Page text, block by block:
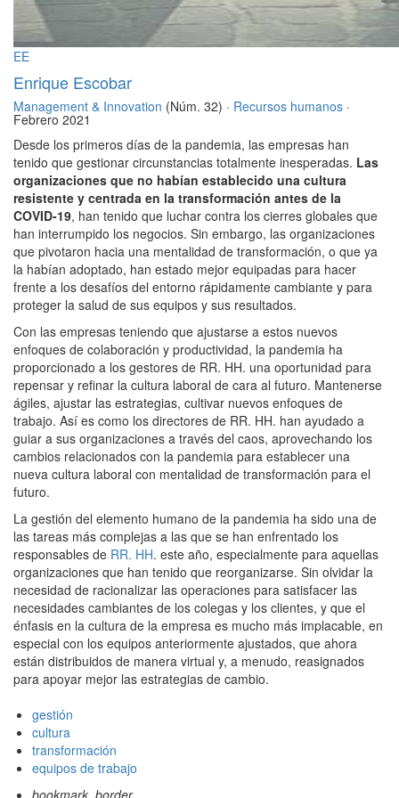
EE
Enrique Escobar
Management & Innovation (Núm. 32) · Recursos humanos ·
Febrero 2021
Desde los primeros días de la pandemia, las empresas han
tenido que gestionar circunstancias totalmente inesperadas. Las
organizaciones que no habían establecido una cultura
resistente y centrada en la transformación antes de la
COVID-19, han tenido que luchar contra los cierres globales que
han interrumpido los negocios. Sin embargo, las organizaciones
que pivotaron hacia una mentalidad de transformación, o que ya
la habían adoptado, han estado mejor equipadas para hacer
frente a los desafíos del entorno rápidamente cambiante y para
proteger la salud de sus equipos y sus resultados.
Con las empresas teniendo que ajustarse a estos nuevos
enfoques de colaboración y productividad, la pandemia ha
proporcionado a los gestores de RR. HH. una oportunidad para
repensar y refinar la cultura laboral de cara al futuro. Mantenerse
ágiles, ajustar las estrategias, cultivar nuevos enfoques de
trabajo. Así es como los directores de RR. HH. han ayudado a
guiar a sus organizaciones a través del caos, aprovechando los
cambios relacionados con la pandemia para establecer una
nueva cultura laboral con mentalidad de transformación para el
futuro.
La gestión del elemento humano de la pandemia ha sido una de
las tareas más complejas a las que se han enfrentado los
responsables de RR. HH. este año, especialmente para aquellas
organizaciones que han tenido que reorganizarse. Sin olvidar la
necesidad de racionalizar las operaciones para satisfacer las
necesidades cambiantes de los colegas y los clientes, y que el
énfasis en la cultura de la empresa es mucho más implacable, en
especial con los equipos anteriormente ajustados, que ahora
están distribuidos de manera virtual y, a menudo, reasignados
para apoyar mejor las estrategias de cambio.
gestión
cultura
transformación
equipos de trabajo